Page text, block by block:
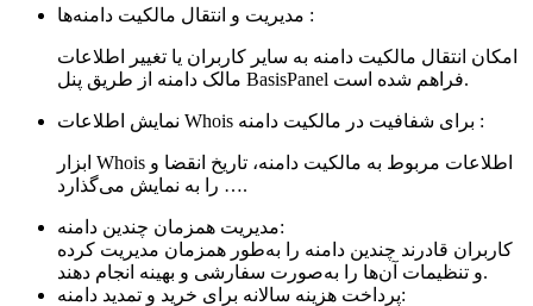
مدیریت و انتقال مالکیت دامنه‌ها :
امکان انتقال مالکیت دامنه به سایر کاربران یا تغییر اطلاعات
مالک دامنه از طریق پنل BasisPanel فراهم شده است.
نمایش اطلاعات Whois برای شفافیت در مالکیت دامنه :
ابزار Whois اطلاعات مربوط به مالکیت دامنه، تاریخ انقضا و
… را به نمایش می‌گذارد.
مدیریت همزمان چندین دامنه:
کاربران قادرند چندین دامنه را به‌طور همزمان مدیریت کرده
و تنظیمات آن‌ها را به‌صورت سفارشی و بهینه انجام دهند.
پرداخت هزینه سالانه برای خرید و تمدید دامنه: